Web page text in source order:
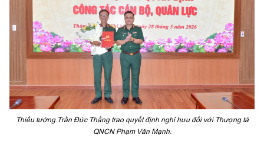
Thiếu tướng Trần Đức Thắng trao quyết định nghỉ hưu đối với Thượng tá
QNCN Phạm Văn Mạnh.